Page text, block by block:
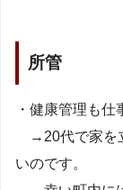
所管
・健康管理も仕
→20代で家を
いのです。